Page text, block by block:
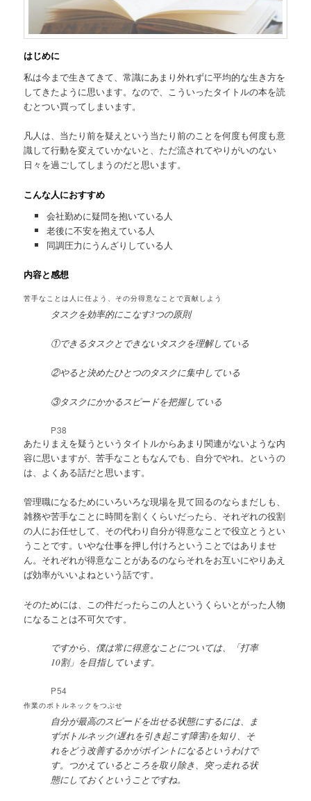
はじめに
私は今まで生きてきて、常識にあまり外れずに平均的な生き方を
してきたように思います。なので、こういったタイトルの本を読
むとつい買ってしまいます。
凡人は、当たり前を疑えという当たり前のことを何度も何度も意
識して行動を変えていかないと、ただ流されてやりがいのない
日々を過ごしてしまうのだと思います。
こんな人におすすめ
会社勤めに疑問を抱いている人
老後に不安を抱えている人
同調圧力にうんざりしている人
内容と感想
苦手なことは人に任よう、その分得意なことで貢献しよう
タスクを効率的にこなす3つの原則
①できるタスクとできないタスクを理解している
②やると決めたひとつのタスクに集中している
③タスクにかかるスピードを把握している
P38
あたりまえを疑うというタイトルからあまり関連がないような内
容に思いますが、苦手なこともなんでも、自分でやれ。というの
は、よくある話だと思います。
管理職になるためにいろいろな現場を見て回るのならまだしも、
雑務や苦手なことに時間を割くくらいだったら、それぞれの役割
の人にお任せして、その代わり自分が得意なことで役立とうとい
うことです。いやな仕事を押し付けろということではありませ
ん。それぞれが得意なことがあるのならそれをお互いにやりあえ
ば効率がいいよねという話です。
そのためには、この件だったらこの人というくらいとがった人物
になることは不可欠です。
ですから、僕は常に得意なことについては、「打率
10割」を目指しています。
P54
作業のボトルネックをつぶせ
自分が最高のスピードを出せる状態にするには、ま
ずボトルネック(遅れを引き起こす障害)を知り、そ
れをどう改善するかがポイントになるというわけで
す。つかえているところを取り除き、突っ走れる状
態にしておくということですね。